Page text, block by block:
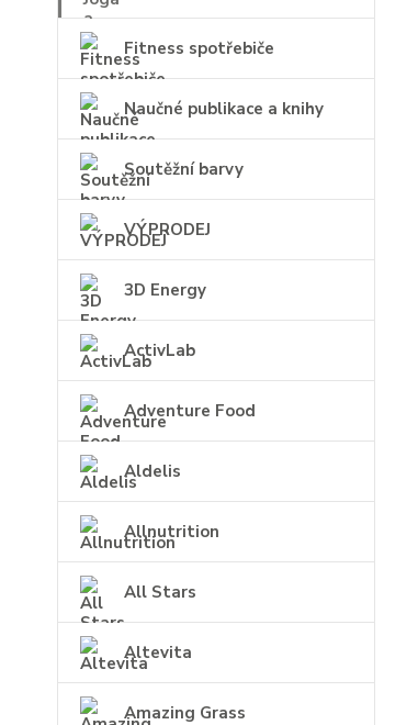
Fitness spotřebiče
Naučné publikace a knihy
Soutěžní barvy
VÝPRODEJ
3D Energy
ActivLab
Adventure Food
Aldelis
Allnutrition
All Stars
Altevita
Amazing Grass